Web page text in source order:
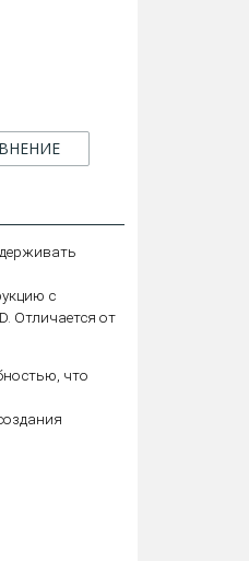
с
Отличается от
что